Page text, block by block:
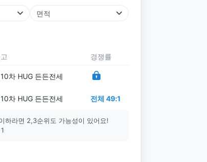
면적
경쟁률
차 HUG 든든전세
차 HUG 든든전세 전체 49:1
하라면 2,3순위도 가능성이 있어요!